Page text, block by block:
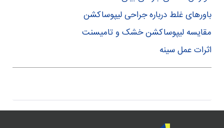
باورهای غلط درباره جراحی لیپوساکشن
مقایسه لیپوساکشن خشک و تامیسنت
اثرات عمل سینه